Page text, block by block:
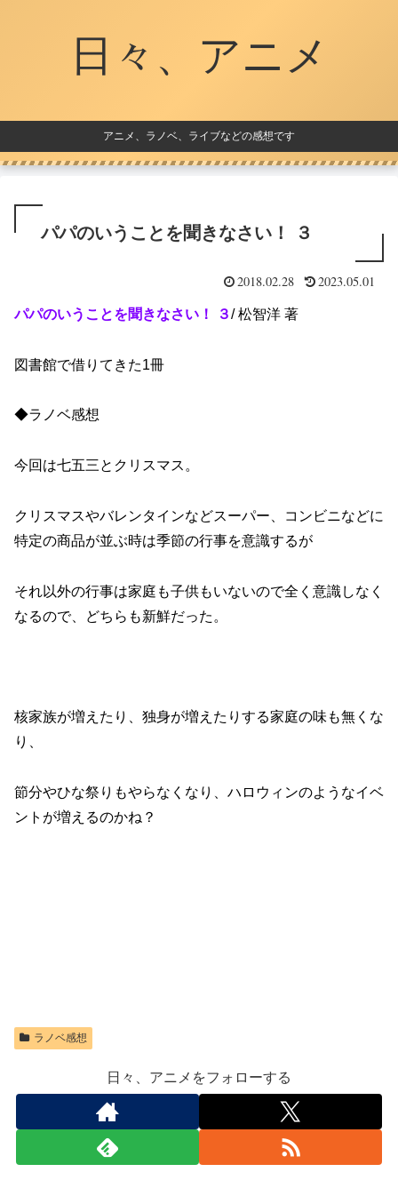
日々、アニメ
アニメ、ラノベ、ライブなどの感想です
パパのいうことを聞きなさい！ ３
2018.02.28 2023.05.01
パパのいうことを聞きなさい！ ３/ 松智洋 著
図書館で借りてきた1冊
◆ラノベ感想
今回は七五三とクリスマス。
クリスマスやバレンタインなどスーパー、コンビニなどに
特定の商品が並ぶ時は季節の行事を意識するが
それ以外の行事は家庭も子供もいないので全く意識しなく
なるので、どちらも新鮮だった。
核家族が増えたり、独身が増えたりする家庭の味も無くな
り、
節分やひな祭りもやらなくなり、ハロウィンのようなイベ
ントが増えるのかね？
ラノベ感想
日々、アニメをフォローする